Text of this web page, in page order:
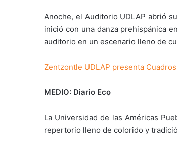
Anoche, el Auditorio UDLAP abrió
inició con una danza prehispánica
auditorio en un escenario lleno de
Zentzontle UDLAP presenta
MEDIO: Diario Eco
La Universidad de las Américas
repertorio lleno de colorido y